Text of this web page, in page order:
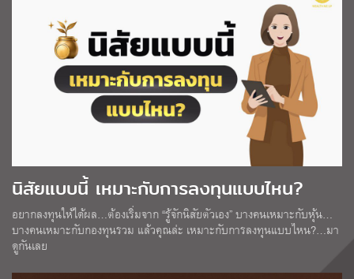
นิสัยแบบนี้ เหมาะกับการลงทุนแบบไหน?
อยากลงทุนให้ได้ผล…ต้องเริ่มจาก “รู้จักนิสัยตัวเอง” บางคนเหมาะกับหุ้น…
บางคนเหมาะกับกองทุนรวม แล้วคุณล่ะ เหมาะกับการลงทุนแบบไหน?…มา
ดูกันเลย